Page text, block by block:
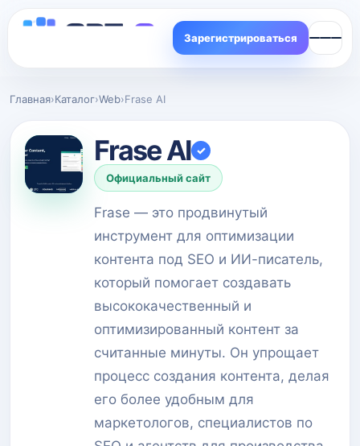
Зарегистрироваться
Главная›Каталог›Web›Frase AI
Frase AI ✓
Официальный сайт
Frase — это продвинутый
инструмент для оптимизации
контента под SEO и ИИ-писатель,
который помогает создавать
высококачественный и
оптимизированный контент за
считанные минуты. Он упрощает
процесс создания контента, делая
его более удобным для
маркетологов, специалистов по